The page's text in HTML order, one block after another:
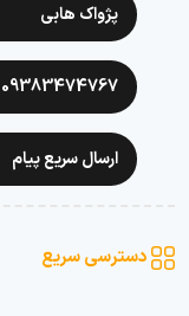
پژواک هابی
09383474767
ارسال سریع پیام
دسترسی سریع